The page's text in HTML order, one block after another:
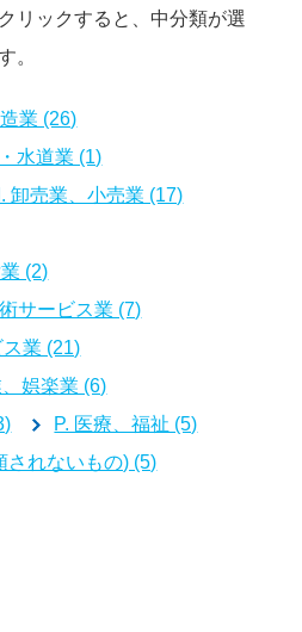
リックすると、中分類が選
。
業 (26)
水道業 (1)
I. 卸売業、小売業 (17)
(2)
サービス業 (7)
業 (21)
娯楽業 (6)
P. 医療、福祉 (5)
されないもの) (5)